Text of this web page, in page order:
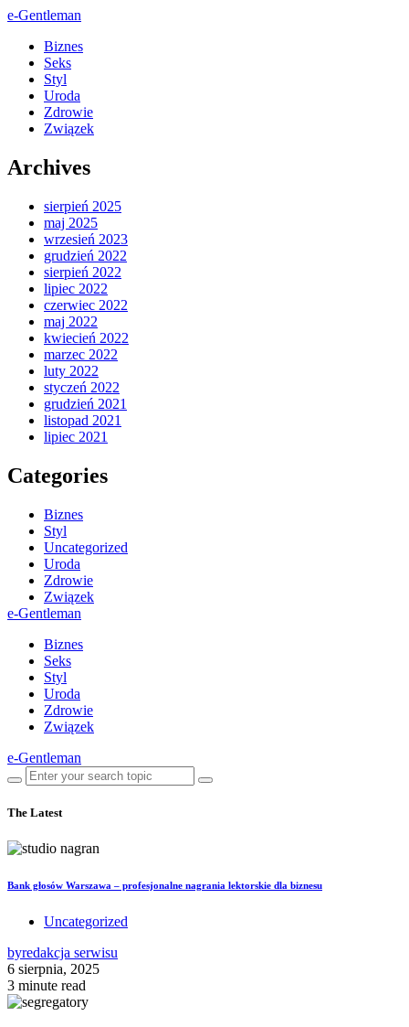
e-Gentleman
Biznes
Seks
Styl
Uroda
Zdrowie
Związek
Archives
sierpień 2025
maj 2025
wrzesień 2023
grudzień 2022
sierpień 2022
lipiec 2022
czerwiec 2022
maj 2022
kwiecień 2022
marzec 2022
luty 2022
styczeń 2022
grudzień 2021
listopad 2021
lipiec 2021
Categories
Biznes
Styl
Uncategorized
Uroda
Zdrowie
Związek
e-Gentleman
Biznes
Seks
Styl
Uroda
Zdrowie
Związek
e-Gentleman
The Latest
Bank głosów Warszawa – profesjonalne nagrania lektorskie dla biznesu
Uncategorized
byredakcja serwisu
6 sierpnia, 2025
3 minute read